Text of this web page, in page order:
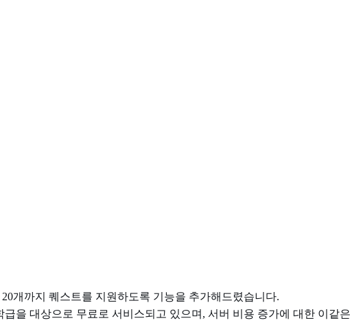
개까지 퀘스트를 지원하도록 기능을 추가해드렸습니다.
을 대상으로 무료로 서비스되고 있으며, 서버 비용 증가에 대한 이같